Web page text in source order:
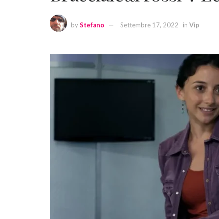
byStefano Settembre 17, 2022 in Vip